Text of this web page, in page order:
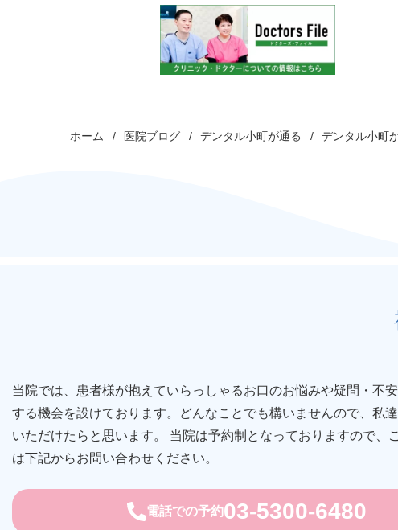
ホーム 医院ブログ デンタル小町が通る デンタル小町
当院では、患者様が抱えていらっしゃるお口のお悩みや疑問・不
する機会を設けております。どんなことでも構いませんので、私
いただけたらと思います。 当院は予約制となっておりますので、
は下記からお問い合わせください。
電話での予約03-5300-6480